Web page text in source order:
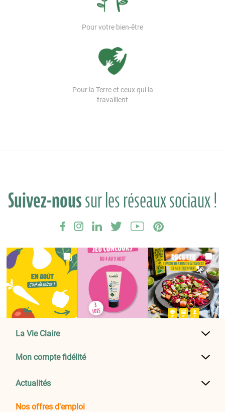
Pour votre bien-être
Pour la Terre et ceux qui la
travaillent
Suivez-noussur les réseaux sociaux !
La Vie Claire
Mon compte fidélité
Actualités
Nos offres d'emploi